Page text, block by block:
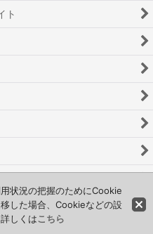
ト
co.,ltd.
状況の把握のためにCookie
した場合、Cookieなどの設
しくはこちら